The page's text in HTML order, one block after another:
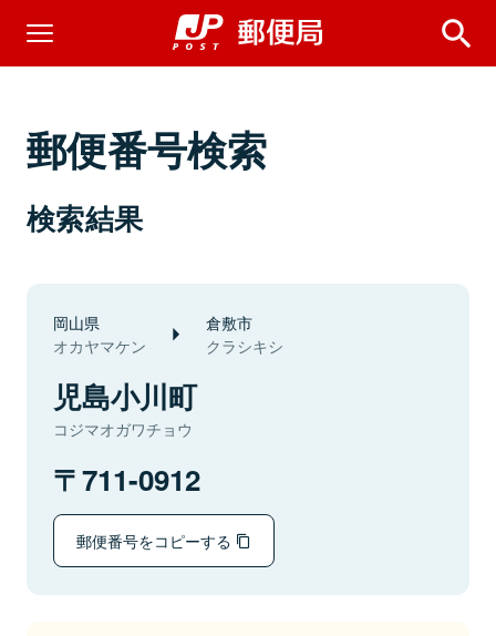
郵便番号検索
検索結果
岡山県
オカヤマケン
倉敷市
クラシキシ
児島小川町
コジマオガワチョウ
711-0912
郵便番号をコピーする